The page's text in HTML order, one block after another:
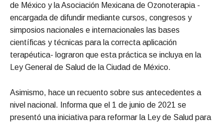
de México y la Asociación Mexicana de Ozonoterapia -
encargada de difundir mediante cursos, congresos y
simposios nacionales e internacionales las bases
científicas y técnicas para la correcta aplicación
terapéutica- lograron que esta práctica se incluya en la
Ley General de Salud de la Ciudad de México.
Asimismo, hace un recuento sobre sus antecedentes a
nivel nacional. Informa que el 1 de junio de 2021 se
presentó una iniciativa para reformar la Ley de Salud para